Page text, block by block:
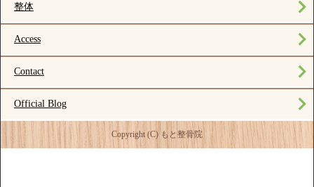
整体
Access
Contact
Official Blog
Copyright (C) もと整骨院